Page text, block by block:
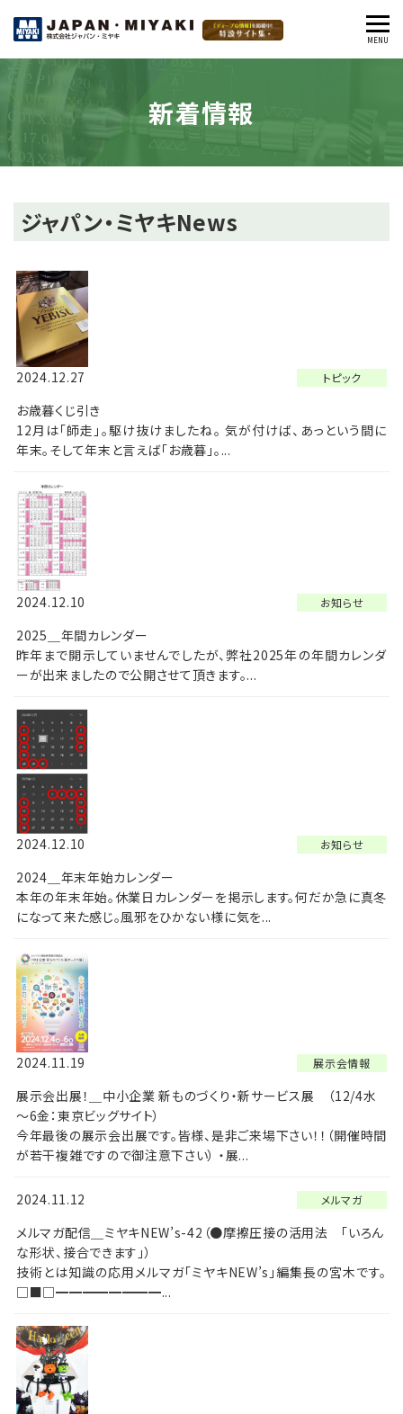
MENU
る
新着情報
ジャパン・ミヤキNews
トピック
2024.12.27
お歳暮くじ引き
12月は「師走」。駆け抜けましたね。 気が付けば、あっという間に
年末。そして年末と言えば「お歳暮」。...
お知らせ
2024.12.10
2025＿年間カレンダー
昨年まで開示していませんでしたが、弊社2025年の年間カレンダ
ーが出来ましたので公開させて頂きます。...
お知らせ
2024.12.10
2024＿年末年始カレンダー
本年の年末年始。休業日カレンダーを掲示します。何だか急に真冬
になって来た感じ。風邪をひかない様に気を...
展示会情報
2024.11.19
展示会出展！＿中小企業 新ものづくり・新サービス展 （12/4水
～6金：東京ビッグサイト）
今年最後の展示会出展です。皆様、是非ご来場下さい！！（開催時間
が若干複雑ですので御注意下さい） ・展...
メルマガ
2024.11.12
メルマガ配信＿ミヤキNEW’s-42（●摩擦圧接の活用法 「いろん
な形状、接合できます」）
技術とは知識の応用メルマガ「ミヤキNEW’s」編集長の宮木です。
□■□━━━━━━━━...